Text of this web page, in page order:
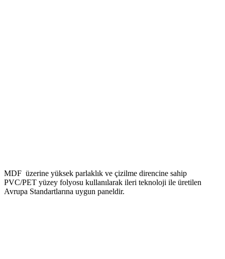
MDF üzerine yüksek parlaklık ve çizilme direncine sahip
PVC/PET yüzey folyosu kullanılarak ileri teknoloji ile üretilen
Avrupa Standartlarına uygun paneldir.